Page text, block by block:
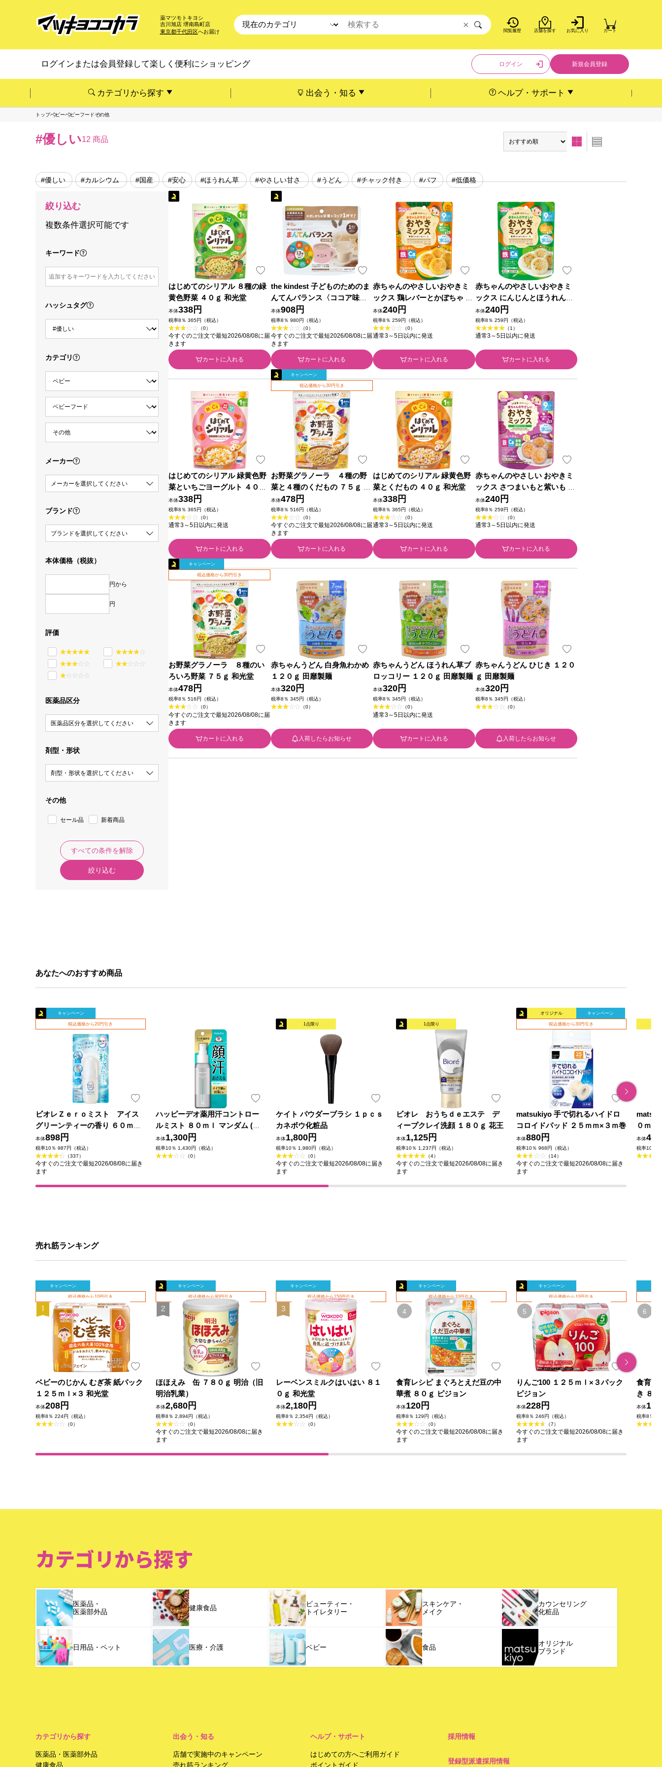
薬マツモトキヨシ
吉川旭店 堺南島町店
東京都千代田区へお届け 閲覧履歴 店舗を探す お気に入り カート
×
ログインまたは会員登録して楽しく便利にショッピング ログイン 新規会員登録
カテゴリから探す 出会う・知る ヘルプ・サポート
トップベビーベビーフードその他
#優しい12 商品
#優しい #カルシウム #国産 #安心 #ほうれん草 #やさしい甘さ #うどん #チャック付き #パフ #低価格
絞り込む
複数条件選択可能です
キーワード
ハッシュタグ
カテゴリ
メーカー
メーカーを選択してください
ブランド
ブランドを選択してください
本体価格（税抜）
円から
円
評価
医薬品区分
医薬品区分を選択してください
剤型・形状
剤型・形状を選択してください
その他
セール品 新着商品
すべての条件を解除
絞り込む
はじめてのシリアル ８種の緑
黄色野菜 ４０ｇ 和光堂
本体338円
税率8％ 365円（税込）
（0）
今すぐのご注文で最短2026/08/08に届
きます
カートに入れる
the kindest 子どものためのま
んてんバランス〈ココア味）
７０ｇ ＭｉＬ
本体908円
税率8％ 980円（税込）
（0）
今すぐのご注文で最短2026/08/08に届
きます
カートに入れる
赤ちゃんのやさしいおやきミ
ックス 鶏レバーとかぼちゃ ７
０ｇ 和光堂
本体240円
税率8％ 259円（税込）
（0）
通常3～5日以内に発送
カートに入れる
赤ちゃんのやさしいおやきミ
ックス にんじんとほうれん草
７０ｇ 和光堂
本体240円
税率8％ 259円（税込）
（1）
通常3～5日以内に発送
カートに入れる
はじめてのシリアル 緑黄色野
菜といちごヨーグルト ４０ｇ
和光堂
本体338円
税率8％ 365円（税込）
（0）
通常3～5日以内に発送
カートに入れる
キャンペーン
税込価格から30円引き
お野菜グラノーラ ４種の野
菜と４種のくだもの ７５ｇ 和
光堂
本体478円
税率8％ 516円（税込）
（0）
今すぐのご注文で最短2026/08/08に届
きます
カートに入れる
はじめてのシリアル 緑黄色野
菜とくだもの ４０ｇ 和光堂
本体338円
税率8％ 365円（税込）
（0）
通常3～5日以内に発送
カートに入れる
赤ちゃんのやさしい おやきミ
ックス さつまいもと紫いも ７
０ｇ 和光堂
本体240円
税率8％ 259円（税込）
（0）
通常3～5日以内に発送
カートに入れる
キャンペーン
税込価格から30円引き
お野菜グラノーラ ８種のい
ろいろ野菜 ７５ｇ 和光堂
本体478円
税率8％ 516円（税込）
（0）
今すぐのご注文で最短2026/08/08に届
きます
カートに入れる
赤ちゃんうどん 白身魚わかめ
１２０ｇ 田靡製麺
本体320円
税率8％ 345円（税込）
（0）
入荷したらお知らせ
赤ちゃんうどん ほうれん草ブ
ロッコリー １２０ｇ 田靡製麺
本体320円
税率8％ 345円（税込）
（0）
通常3～5日以内に発送
カートに入れる
赤ちゃんうどん ひじき １２０
ｇ 田靡製麺
本体320円
税率8％ 345円（税込）
（0）
入荷したらお知らせ
あなたへのおすすめ商品
キャンペーン
税込価格から20円引き
ビオレＺｅｒｏミスト アイス
グリーンティーの香り ６０ｍＬ
花王
本体898円
税率10％ 987円（税込）
（337）
今すぐのご注文で最短2026/08/08に届き
ます
ハッピーデオ薬用汗コントロー
ルミスト ８０ｍｌ マンダム (医
薬部外品)
本体1,300円
税率10％ 1,430円（税込）
（0）
1点限り
ケイト パウダーブラシ １ｐｃｓ
カネボウ化粧品
本体1,800円
税率10％ 1,980円（税込）
（0）
今すぐのご注文で最短2026/08/08に届き
ます
1点限り
ビオレ おうちｄｅエステ デ
ィープクレイ洗顔 １８０ｇ 花王
本体1,125円
税率10％ 1,237円（税込）
（4）
今すぐのご注文で最短2026/08/08に届き
ます
オリジナル キャンペーン
税込価格から30円引き
matsukiyo 手で切れるハイドロ
コロイドパッド ２５ｍｍ×３ｍ巻
本体880円
税率10％ 968円（税込）
（14）
今すぐのご注文で最短2026/08/08に届き
ます
０ｍｌ
本体
税率10％
売れ筋ランキング
キャンペーン
税込価格から10円引き
ベビーのじかん むぎ茶 紙パック
１２５ｍｌ×３ 和光堂
本体208円
税率8％ 224円（税込）
（0）
キャンペーン
税込価格から90円引き
ほほえみ 缶 ７８０ｇ 明治（旧
明治乳業）
本体2,680円
税率8％ 2,894円（税込）
（0）
今すぐのご注文で最短2026/08/08に届き
ます
キャンペーン
税込価格から150円引き
レーベンスミルクはいはい ８１
０ｇ 和光堂
本体2,180円
税率8％ 2,354円（税込）
（0）
キャンペーン
税込価格から10円引き
食育レシピ まぐろとえだ豆の中
華煮 ８０ｇ ピジョン
本体120円
税率8％ 129円（税込）
（0）
今すぐのご注文で最短2026/08/08に届き
ます
キャンペーン
税込価格から10円引き
りんご100 １２５ｍｌ×３パック
ピジョン
本体228円
税率8％ 246円（税込）
（7）
今すぐのご注文で最短2026/08/08に届き
ます
食育レ
き ８
本体
税率8％
カテゴリから探す
医薬品・
医薬部外品
健康食品
ビューティー・
トイレタリー
スキンケア・
メイク
カウンセリング
化粧品
日用品・ペット 医療・介護 ベビー 食品
オリジナル
ブランド
カテゴリから探す
医薬品・医薬部外品
健康食品
出会う・知る
店舗で実施中のキャンペーン
売れ筋ランキング
ヘルプ・サポート
はじめての方へご利用ガイド
ポイントガイド
採用情報
登録型派遣採用情報